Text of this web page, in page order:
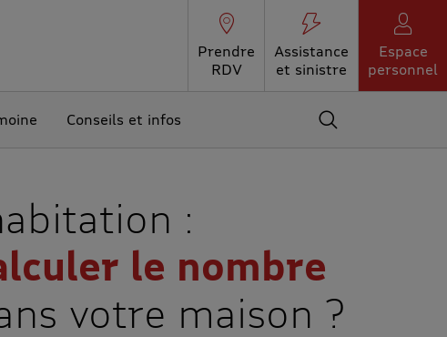
Prendre
RDV
Assistance
et sinistre
Espace
personnel
Conseils et infos Accédez au moteur
:
le nombre
votre maison ?